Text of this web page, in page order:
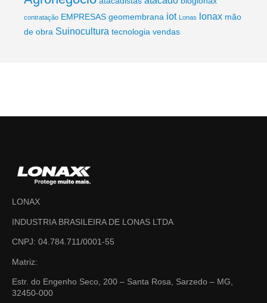
contratação EMPRESAS geomembrana iot Lonas lonax mão
de obra Suinocultura tecnologia vendas
LONAX
INDUSTRIA BRASILEIRA DE LONAS LTDA
CNPJ: 04.784.711/0001-55
Matriz:
Estr. do Engenho Seco, 200 – Santa Rosa, Sarzedo – MG,
32450-000